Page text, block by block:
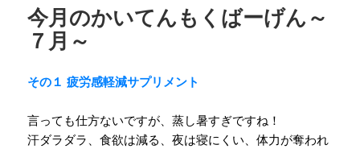
今月のかいてんもくばーげん～
７月～
その１ 疲労感軽減サプリメント
言っても仕方ないですが、蒸し暑すぎですね！
汗ダラダラ、食欲は減る、夜は寝にくい、体力が奪われ